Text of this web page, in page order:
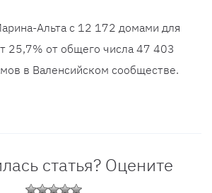
Альта с 12 172 домами для
25,7% от общего числа 47 403
в Валенсийском сообществе.
статья? Оцените